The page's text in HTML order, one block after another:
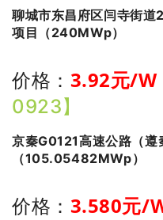
聊城市东昌府区闫寺街
项目（240MWp）
价格： 3.92元/W
0923】
京秦G0121高速公路（遵
（105.05482MWp）
价格： 3.580元/